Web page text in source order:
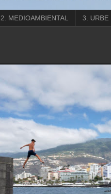
2. MEDIOAMBIENTAL 3. URBE